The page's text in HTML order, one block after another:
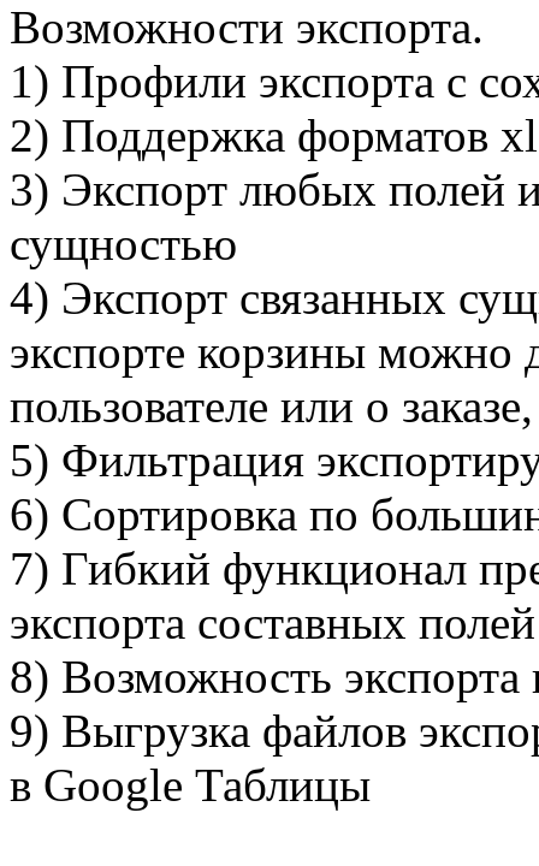
Возможности экспорта.
1) Профили экспорта с
2) Поддержка форматов
3) Экспорт любых полей
сущностью
4) Экспорт связанных
экспорте корзины можно
пользователе или о
5) Фильтрация
6) Сортировка по
7) Гибкий функционал
экспорта составных полей
8) Возможность экспорта
9) Выгрузка файлов
в Google Таблицы